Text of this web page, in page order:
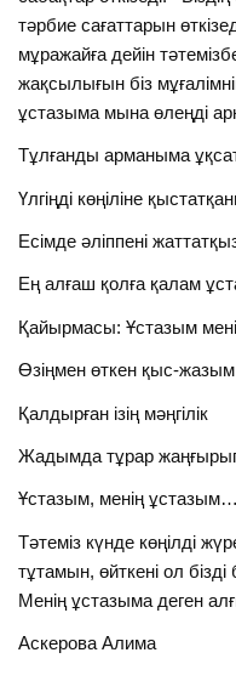
тәрбие сағаттарын
мұражайға дейін
жақсылығын біз
ұстазыма мына өлеңді
Тұлғанды арманыма
Үлгіңді көңіліне
Есімде әліппені
Ең алғаш қолға қалам
Қайырмасы: Ұстазым
Өзіңмен өткен қыс-жазым
Қалдырған ізің мәңгілік
Жадымда тұрар
Ұстазым, менің ұстазым…
Тәтеміз күнде көңілді
тұтамын, өйткені ол бізді
Менің ұстазыма деген
Аскерова Алима